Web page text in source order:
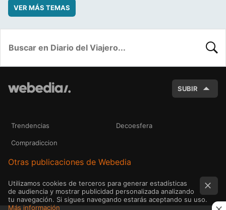
VER MÁS TEMAS
SUBIR
Trendencias Decoesfera
Compradiccion
Otras publicaciones de Webedia
Utilizamos cookies de terceros para generar estadísticas
de audiencia y mostrar publicidad personalizada analizando
tu navegación. Si sigues navegando estarás aceptando su uso.
Más información